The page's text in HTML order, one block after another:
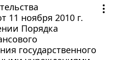
11 ноября 2010 г.
Порядка
государственного